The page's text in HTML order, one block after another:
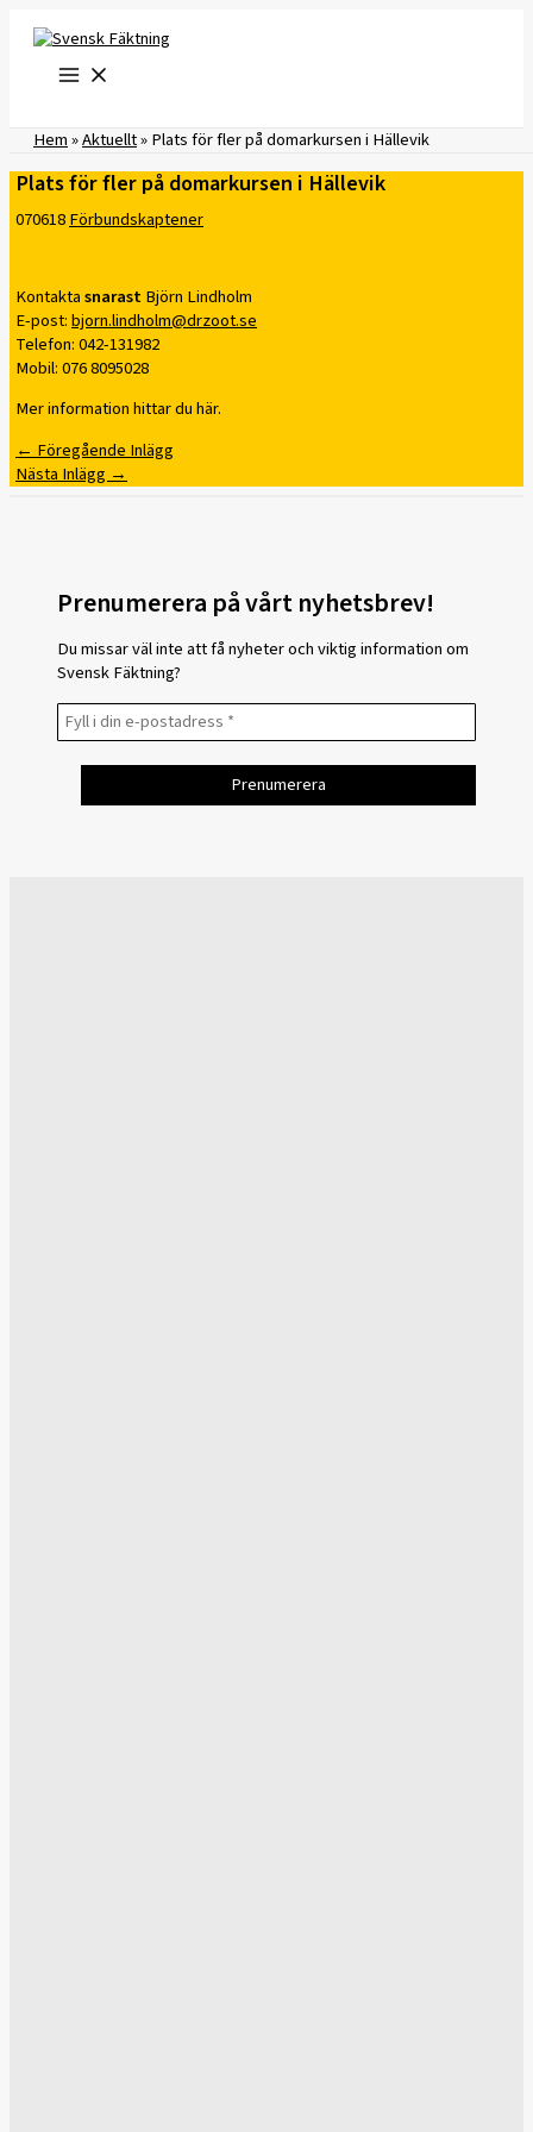
innehåll
Hem»Aktuellt»Plats för fler på domarkursen i Hällevik
Plats för fler på domarkursen i Hällevik
070618Förbundskaptener
KontaktasnarastBjörn Lindholm
E-post:bjorn.lindholm@drzoot.se
Telefon: 042-131982
Mobil: 076 8095028
Mer information hittar du här.
← Föregående Inlägg
Nästa Inlägg →
Prenumerera på vårt nyhetsbrev!
Du missar väl inte att få nyheter och viktig information om
Svensk Fäktning?